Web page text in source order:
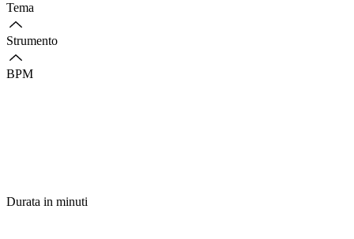
Tema
Strumento
BPM
Durata in minuti